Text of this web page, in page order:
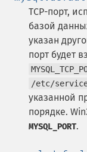
TCP-порт,
базой
указан
порт будет
/etc/
указанной
порядке.
MYSQL_PORT.